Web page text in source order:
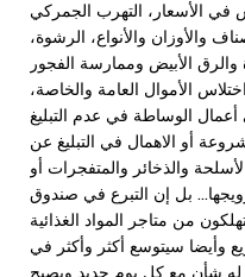
في الأسعار، التهرب الجمركي
والأوزان والأنواع، الرشوة،
والرق الأبيض وممارسة الفجور
الأموال العامة والخاصة،
الوساطة في عدم التبليغ
أو الاهمال في التبليغ عن
والذخائر والمتفجرات أو
بل إن التبرع في صندوق
من متاجر المواد الغذائية
وأيضا سيتوسع أكثر وأكثر في